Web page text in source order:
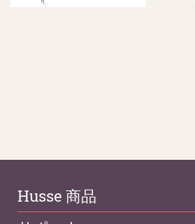
Husse 商品